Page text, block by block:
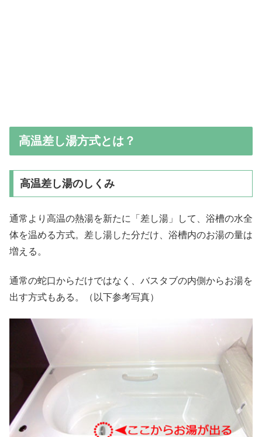
高温差し湯方式とは？
高温差し湯のしくみ
通常より高温の熱湯を新たに「差し湯」して、浴槽の水全
体を温める方式。差し湯した分だけ、浴槽内のお湯の量は
増える。
通常の蛇口からだけではなく、バスタブの内側からお湯を
出す方式もある。（以下参考写真）